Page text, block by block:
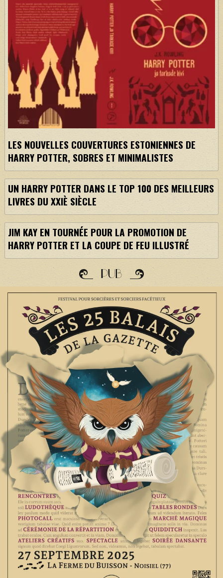
LES NOUVELLES COUVERTURES ESTONIENNES DE
HARRY POTTER, SOBRES ET MINIMALISTES
UN HARRY POTTER DANS LE TOP 100 DES MEILLEURS
LIVRES DU XXIÈ SIÈCLE
JIM KAY EN TOURNÉE POUR LA PROMOTION DE
HARRY POTTER ET LA COUPE DE FEU ILLUSTRÉ
PUB